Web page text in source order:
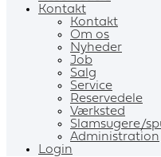
Kontakt
Kontakt
Om os
Nyheder
Job
Salg
Service
Reservedele
Værksted
Slamsugere/
Administration
Login